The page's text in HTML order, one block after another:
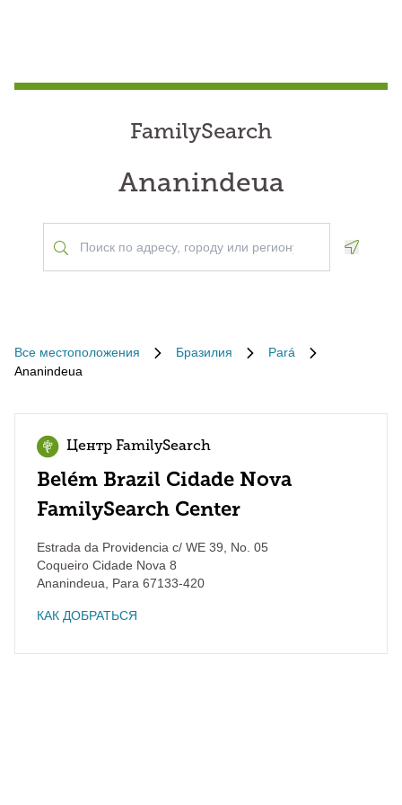
FamilySearch
Ananindeua
Все местоположения Бразилия
Pará
Ananindeua
Центр FamilySearch
Belém Brazil Cidade Nova
FamilySearch Center
Estrada da Providencia c/ WE 39, No. 05
Coqueiro Cidade Nova 8
Ananindeua
Para 67133-420
КАК ДОБРАТЬСЯ